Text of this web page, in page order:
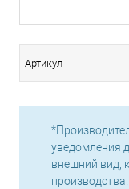
Артикул
уведомления
внешний вид,